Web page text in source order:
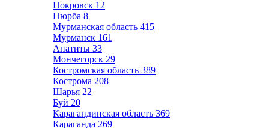
Покровск 12
Нюрба 8
Мурманская область 415
Мурманск 161
Апатиты 33
Мончегорск 29
Костромская область 389
Кострома 208
Шарья 22
Буй 20
Карагандинская область 369
Караганда 269